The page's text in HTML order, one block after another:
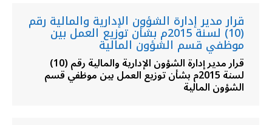
قرار مدير إدارة الشؤون الإدارية والمالية رقم
(10) لسنة 2015م بشأن توزيع العمل بين
موظفي قسم الشؤون المالية
قرار مدير إدارة الشؤون الإدارية والمالية رقم (10)
لسنة 2015م بشأن توزيع العمل بين موظفي قسم
الشؤون المالية